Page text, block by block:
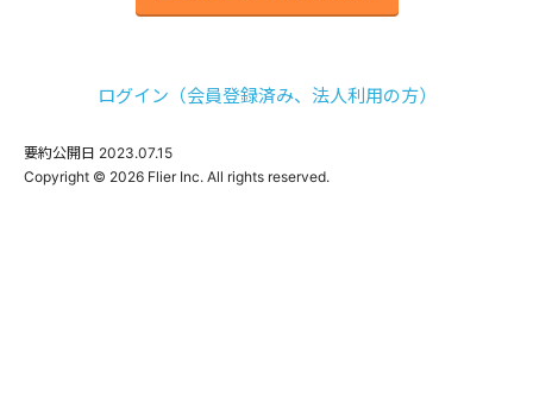
ログイン（会員登録済み、法人利用の方）
要約公開日 2023.07.15